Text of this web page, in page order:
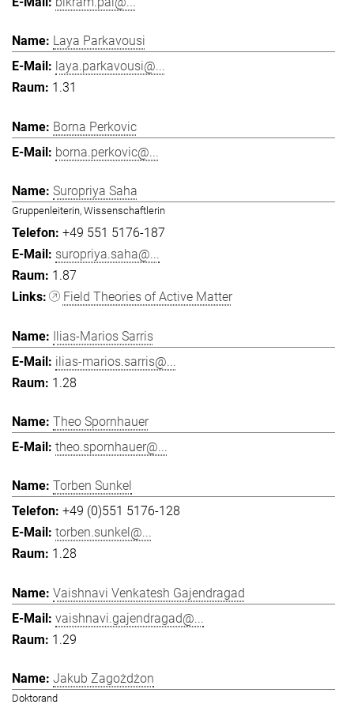
Laya Parkavousi
laya.parkavousi@...
1.31
Borna Perkovic
borna.perkovic@...
Suropriya Saha
Gruppenleiterin, Wissenschaftlerin
+49 551 5176-187
suropriya.saha@...
1.87
Field Theories of Active Matter
Ilias-Marios Sarris
ilias-marios.sarris@...
1.28
Theo Spornhauer
theo.spornhauer@...
Torben Sunkel
+49 (0)551 5176-128
torben.sunkel@...
1.28
Vaishnavi Venkatesh Gajendragad
vaishnavi.gajendragad@...
1.29
Jakub Zagożdżon
Doktorand